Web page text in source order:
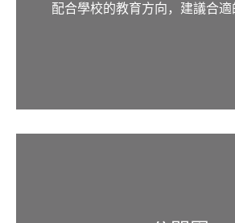
配合學校的教育方向，建議合適